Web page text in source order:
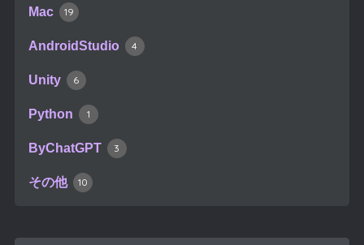
Mac 19
AndroidStudio 4
Unity 6
Python 1
ByChatGPT 3
その他 10